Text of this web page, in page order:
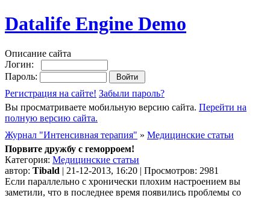
Datalife Engine Demo
Описание сайта
Логин:
Пароль:
Регистрация на сайте! Забыли пароль?
Вы просматриваете мобильную версию сайта. Перейти на
полную версию сайта.
Журнал "Интенсивная терапия" » Медицинские статьи
Порвите дружбу с геморроем!
Категория: Медицинские статьи
автор: Tibald | 21-12-2013, 16:20 | Просмотров: 2981
Если параллельно с хронически плохим настроением вы
заметили, что в последнее время появились проблемы со